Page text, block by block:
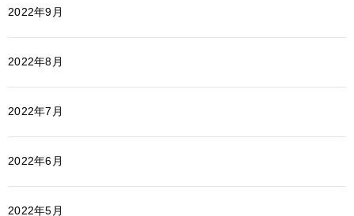
2022年9月
2022年8月
2022年7月
2022年6月
2022年5月